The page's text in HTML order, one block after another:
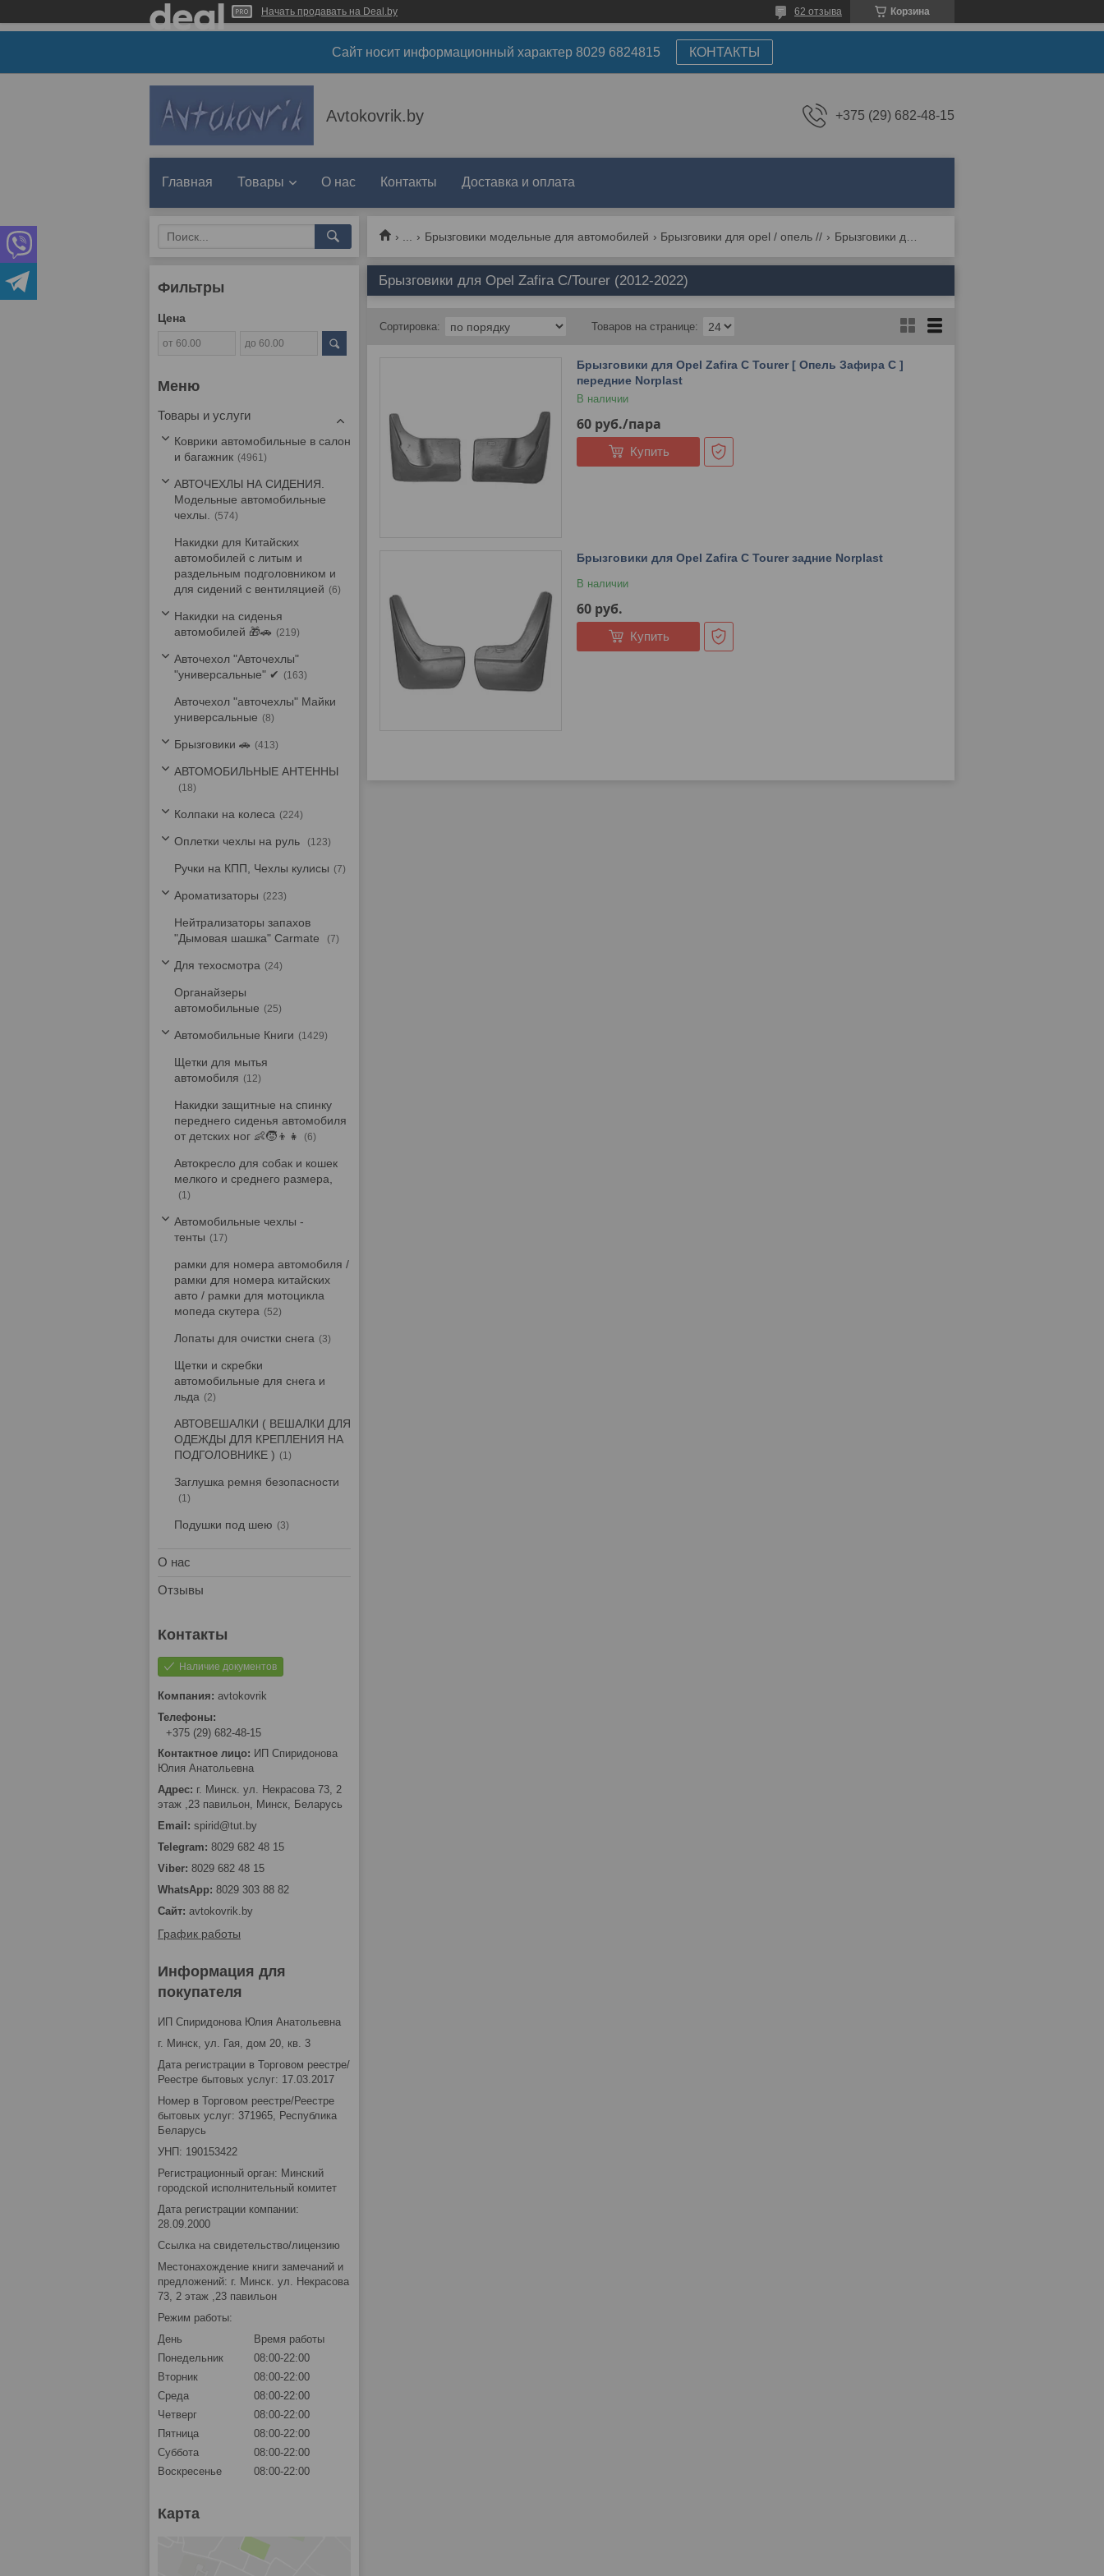
Начать продавать на Deal.by Корзина
62 отзыва
Сайт носит информационный характер 8029 6824815 КОНТАКТЫ
Avtokovrik.by +375 (29) 682-48-15
Главная Товары О нас Контакты Доставка и оплата
Брызговики модельные для автомобилей Брызговики для opel / опель //
Брызговики для Opel Zafira C/Tourer (2012-2022)
Брызговики для Opel Zafira C Tourer [ Опель Зафира С ]
передние Norplast
В наличии
60 руб./пара
Купить
Брызговики для Opel Zafira C Tourer задние Norplast
В наличии
60 руб.
Купить
Фильтры
Цена
Товары и услуги
Коврики автомобильные в салон
и багажник
4961
АВТОЧЕХЛЫ НА СИДЕНИЯ.
Модельные автомобильные
чехлы.
574
Накидки для Китайских
автомобилей с литым и
раздельным подголовником и
для сидений с вентиляцией
6
Накидки на сиденья
автомобилей 🎁🚗
219
Авточехол "Авточехлы"
"универсальные" ✔
163
Авточехол "авточехлы" Майки
универсальные
8
Брызговики 🚗 413
АВТОМОБИЛЬНЫЕ АНТЕННЫ
18
Колпаки на колеса 224
Оплетки чехлы на руль 123
Ручки на КПП, Чехлы кулисы 7
Ароматизаторы 223
Нейтрализаторы запахов
"Дымовая шашка" Carmate
7
Для техосмотра 24
Органайзеры
автомобильные
25
Автомобильные Книги 1429
Щетки для мытья
автомобиля
12
Накидки защитные на спинку
переднего сиденья автомобиля
от детских ног 👶🧒👦👧
6
Автокресло для собак и кошек
мелкого и среднего размера,
1
Автомобильные чехлы -
тенты
17
рамки для номера автомобиля /
рамки для номера китайских
авто / рамки для мотоцикла
мопеда скутера
52
Лопаты для очистки снега 3
Щетки и скребки
автомобильные для снега и
льда
2
АВТОВЕШАЛКИ ( ВЕШАЛКИ ДЛЯ
ОДЕЖДЫ ДЛЯ КРЕПЛЕНИЯ НА
ПОДГОЛОВНИКЕ )
1
Заглушка ремня безопасности
1
Подушки под шею 3
О нас
Отзывы
Наличие документов
avtokovrik
+375 (29) 682-48-15
ИП Спиридонова
Юлия Анатольевна
г. Минск. ул. Некрасова 73, 2
этаж ,23 павильон, Минск, Беларусь
spirid@tut.by
8029 682 48 15
8029 682 48 15
8029 303 88 82
avtokovrik.by
График работы
Информация для
покупателя
ИП Спиридонова Юлия Анатольевна
г. Минск, ул. Гая, дом 20, кв. 3
Дата регистрации в Торговом реестре/
Реестре бытовых услуг: 17.03.2017
Номер в Торговом реестре/Реестре
бытовых услуг: 371965, Республика
Беларусь
УНП: 190153422
Регистрационный орган: Минский
городской исполнительный комитет
Дата регистрации компании:
28.09.2000
Ссылка на свидетельство/лицензию
Местонахождение книги замечаний и
предложений: г. Минск. ул. Некрасова
73, 2 этаж ,23 павильон
Режим работы:
День
Время работы
Понедельник
08:00-22:00
Вторник
08:00-22:00
Среда
08:00-22:00
Четверг
08:00-22:00
Пятница
08:00-22:00
Суббота
08:00-22:00
Воскресенье
08:00-22:00
Карта